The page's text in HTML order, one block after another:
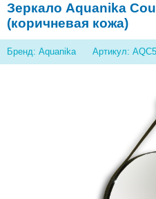
Зеркало Aquanika
(коричневая кожа)
Бренд: Aquanika Артикул: